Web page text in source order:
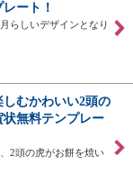
ート！
らしいデザインとなり
むかわいい2頭の
無料テンプレー
2頭の虎がお餅を焼い